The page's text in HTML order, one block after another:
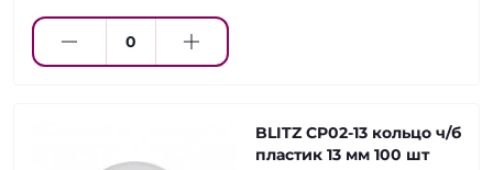
BLITZ CP02-13 кольцо ч/б
пластик 13 мм 100 шт